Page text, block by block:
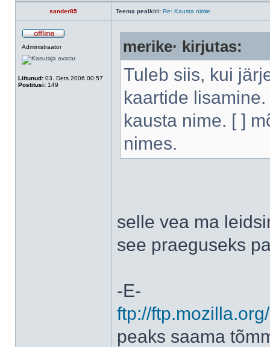
sander85 Teema pealkiri: Re: Kausta nimie
Administraator
Liitunud: 03. Dets 2006 00:57
Postitusi: 149
merike· kirjutas:
Tuleb siis, kui
kaartide
kausta nime. [ ]
nimes.
selle vea ma
see praeguseks
-E-
ftp://
peaks saama